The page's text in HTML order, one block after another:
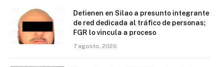
Detienen en Silao a presunto integrante
de red dedicada al tráfico de personas;
FGR lo vincula a proceso
7 agosto, 2026